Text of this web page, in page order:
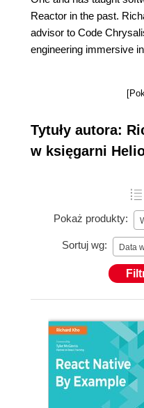
Reactor in the past.
advisor to Code
engineering immersive
Tytuły autora:
w księgarni
Pokaż produkty:
Sortuj wg: Data